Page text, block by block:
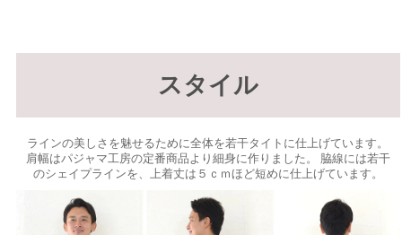
スタイル
ラインの美しさを魅せるために全体を若干タイトに仕上げています。
肩幅はパジャマ工房の定番商品より細身に作りました。 脇線には若干
のシェイプラインを、上着丈は５ｃｍほど短めに仕上げています。